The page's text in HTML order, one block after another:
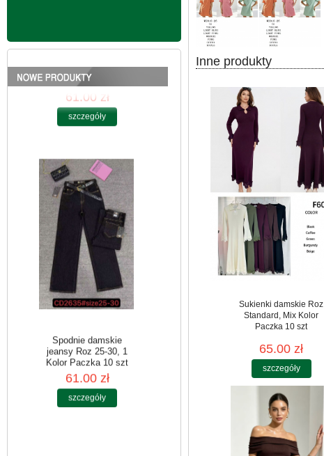
Spodnie damskie
jeansy Roz 25-30, 1
Kolor Paczka 10 szt
szczegóły
Spodnie damskie
jeansy Roz 25-30, 1
Kolor Paczka 10 szt
Inne produkty
Sukienki damskie Roz
Standard, Mix Kolor
Paczka 10 szt
65.00 zł
szczegóły